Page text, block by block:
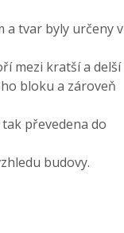
a tvar byly určeny v
mezi kratší a delší
bloku a zároveň
převedena do
budovy.